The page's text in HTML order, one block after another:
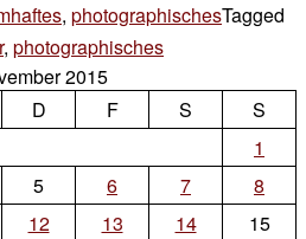
, photographischesTagged
, photographisches
Comment
passionen
2015
D F S
S
1
5 6 7
8
12 13 14
15